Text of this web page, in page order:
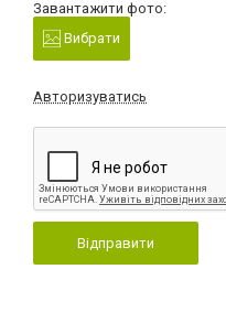
Завантажити фото:
Вибрати
Авторизуватись
Відправити